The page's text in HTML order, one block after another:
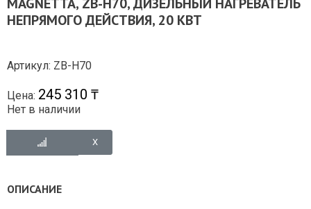
НЕПРЯМОГО ДЕЙСТВИЯ, 20 КВТ
Артикул: ZB-H70
Цена: 245 310 ₸
Нет в наличии
ОПИСАНИЕ